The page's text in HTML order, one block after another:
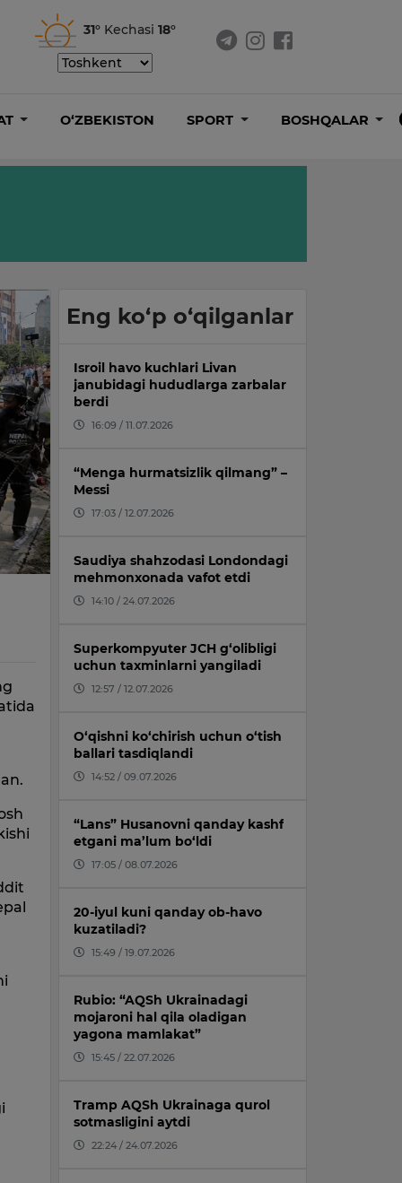
31° Kechasi 18°
O‘ZBEKISTON SPORT BOSHQALAR
Eng ko‘p o‘qilganlar
Isroil havo kuchlari Livan
janubidagi hududlarga zarbalar
berdi
16:09 / 11.07.2026
“Menga hurmatsizlik qilmang” –
Messi
17:03 / 12.07.2026
Saudiya shahzodasi Londondagi
mehmonxonada vafot etdi
14:10 / 24.07.2026
Superkompyuter JCH g‘olibligi
uchun taxminlarni yangiladi
12:57 / 12.07.2026
O‘qishni ko‘chirish uchun o‘tish
ballari tasdiqlandi
14:52 / 09.07.2026
“Lans” Husanovni qanday kashf
etgani ma’lum bo‘ldi
17:05 / 08.07.2026
20-iyul kuni qanday ob-havo
kuzatiladi?
15:49 / 19.07.2026
Rubio: “AQSh Ukrainadagi
mojaroni hal qila oladigan
yagona mamlakat”
15:45 / 22.07.2026
Tramp AQSh Ukrainaga qurol
sotmasligini aytdi
22:24 / 24.07.2026